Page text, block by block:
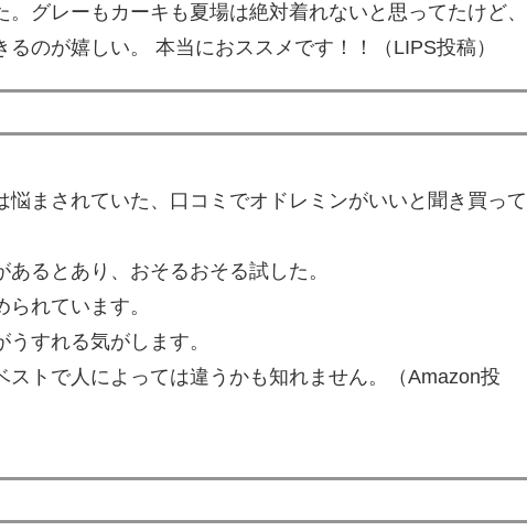
グレーもカーキも夏場は絶対着れないと思ってたけど、
のが嬉しい。 本当におススメです！！（LIPS投稿）
悩まされていた、口コミでオドレミンがいいと聞き買って
るとあり、おそるおそる試した。
れています。
すれる気がします。
ストで人によっては違うかも知れません。（Amazon投